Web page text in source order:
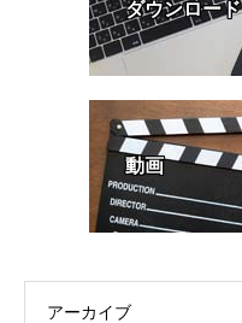
ダウンロード
動画
アーカイブ